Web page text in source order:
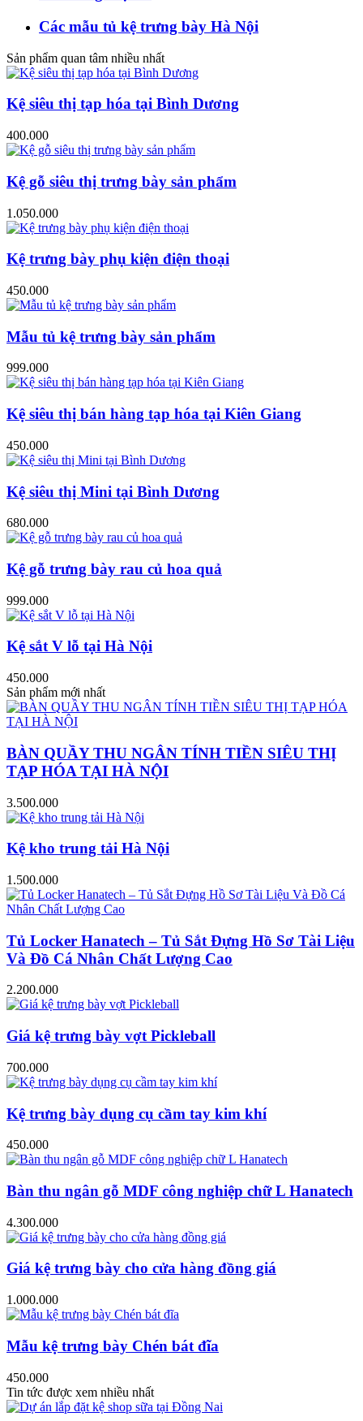
Các mẫu tủ kệ trưng bày Hà Nội
Sản phẩm quan tâm nhiều nhất
Kệ siêu thị tạp hóa tại Bình Dương
400.000
Kệ gỗ siêu thị trưng bày sản phẩm
1.050.000
Kệ trưng bày phụ kiện điện thoại
450.000
Mẫu tủ kệ trưng bày sản phẩm
999.000
Kệ siêu thị bán hàng tạp hóa tại Kiên Giang
450.000
Kệ siêu thị Mini tại Bình Dương
680.000
Kệ gỗ trưng bày rau củ hoa quả
999.000
Kệ sắt V lỗ tại Hà Nội
450.000
Sản phẩm mới nhất
BÀN QUẦY THU NGÂN TÍNH TIỀN SIÊU THỊ
TẠP HÓA TẠI HÀ NỘI
3.500.000
Kệ kho trung tải Hà Nội
1.500.000
Tủ Locker Hanatech – Tủ Sắt Đựng Hồ Sơ Tài Liệu
Và Đồ Cá Nhân Chất Lượng Cao
2.200.000
Giá kệ trưng bày vợt Pickleball
700.000
Kệ trưng bày dụng cụ cầm tay kim khí
450.000
Bàn thu ngân gỗ MDF công nghiệp chữ L Hanatech
4.300.000
Giá kệ trưng bày cho cửa hàng đồng giá
1.000.000
Mẫu kệ trưng bày Chén bát đĩa
450.000
Tin tức được xem nhiều nhất